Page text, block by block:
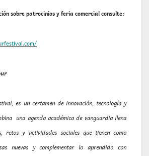
sobre patrocinios y feria comercial consulte:
es un certamen de innovación, tecnología y
una agenda académica de vanguardia llena
retos y actividades sociales que tienen como
nuevas y complementar lo aprendido con